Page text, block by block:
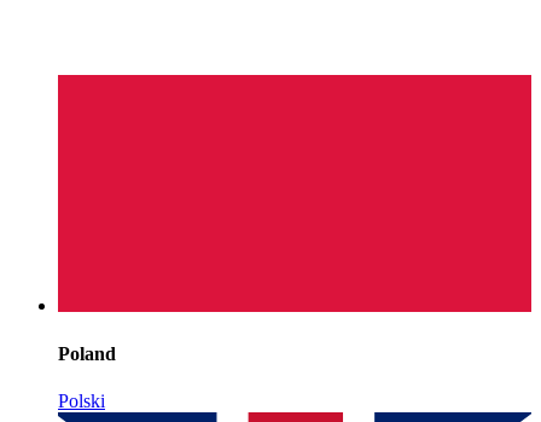
Poland
Polski